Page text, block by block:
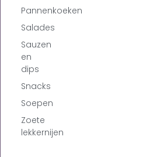
Pannenkoeken
Salades
Sauzen
en
dips
Snacks
Soepen
Zoete
lekkernijen